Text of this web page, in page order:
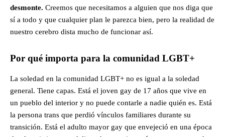
desmonte. Creemos que necesitamos a alguien que nos diga que
sí a todo y que cualquier plan le parezca bien, pero la realidad de
nuestro cerebro dista mucho de funcionar así.
Por qué importa para la comunidad LGBT+
La soledad en la comunidad LGBT+ no es igual a la soledad
general. Tiene capas. Está el joven gay de 17 años que vive en
un pueblo del interior y no puede contarle a nadie quién es. Está
la persona trans que perdió vínculos familiares durante su
transición. Está el adulto mayor gay que envejeció en una época